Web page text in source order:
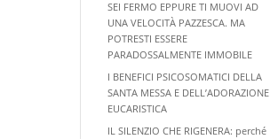
SEI FERMO EPPURE TI MUOVI AD
UNA VELOCITÀ PAZZESCA. MA
POTRESTI ESSERE
PARADOSSALMENTE IMMOBILE
I BENEFICI PSICOSOMATICI DELLA
SANTA MESSA E DELL’ADORAZIONE
EUCARISTICA
IL SILENZIO CHE RIGENERA: perché